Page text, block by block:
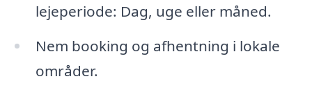
lejeperiode: Dag, uge eller måned.
Nem booking og afhentning i lokale
områder.